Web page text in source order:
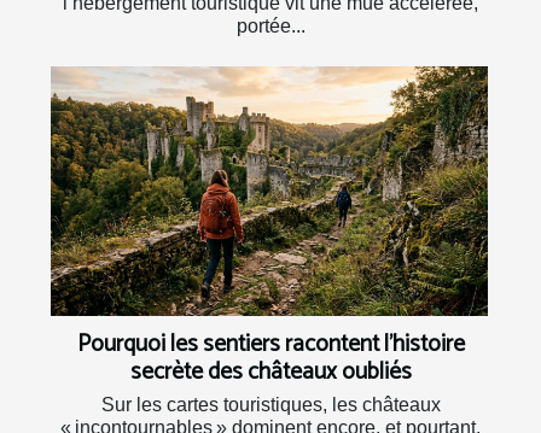
portée...
Pourquoi les sentiers racontent l’histoire
secrète des châteaux oubliés
Sur les cartes touristiques, les châteaux
« incontournables » dominent encore, et pourtant,